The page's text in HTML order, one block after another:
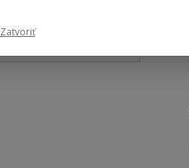
Zatvoriť